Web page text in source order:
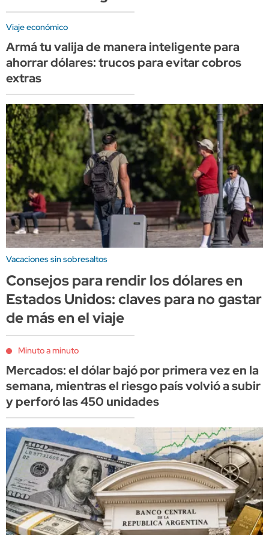
Viaje económico
Armá tu valija de manera inteligente para
ahorrar dólares: trucos para evitar cobros
extras
Vacaciones sin sobresaltos
Consejos para rendir los dólares en
Estados Unidos: claves para no gastar
de más en el viaje
Minuto a minuto
Mercados: el dólar bajó por primera vez en la
semana, mientras el riesgo país volvió a subir
y perforó las 450 unidades